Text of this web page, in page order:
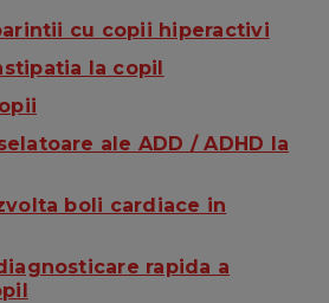
cu copii hiperactivi
la copil
ale ADD / ADHD la
boli cardiace in
rapida a